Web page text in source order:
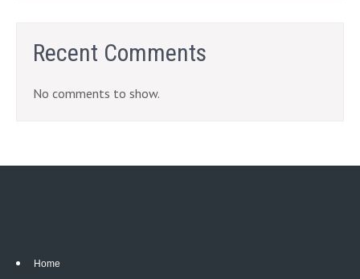
Recent Comments
No comments to show.
Home